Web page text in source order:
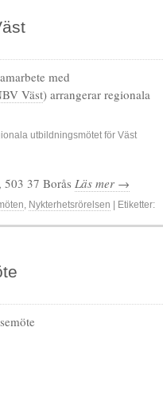
med
Väst) arrangerar regionala
utbildningsmötet för Väst
503 37 Borås Läs mer →
, Nykterhetsrörelsen | Etiketter: